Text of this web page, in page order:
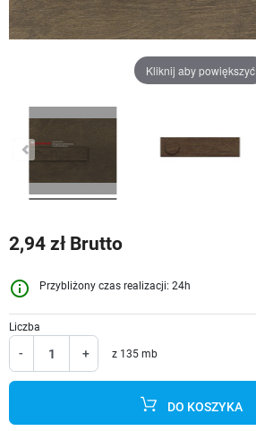
Kliknij aby powiększyć
2,94 zł Brutto
info_outline Przybliżony czas realizacji: 24h
Liczba
- + z 135 mb
DO KOSZYKA